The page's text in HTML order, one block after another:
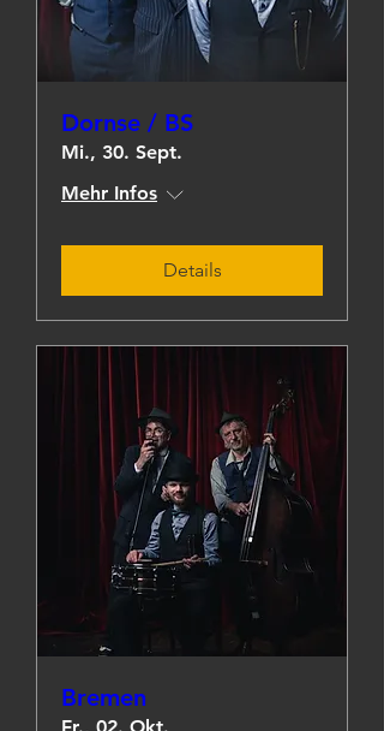
Dornse / BS
Mi., 30. Sept.
Mehr Infos
Details
Bremen